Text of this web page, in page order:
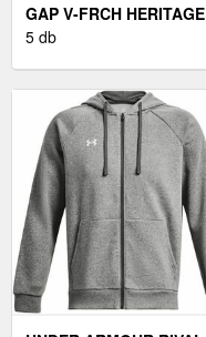
GAP V-FRCH HERITAGE
LOGO FÉRFI PULÓVER,
5 db